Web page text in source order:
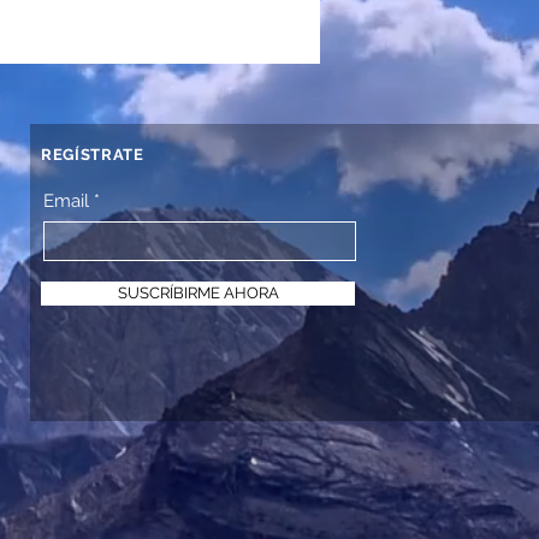
REGÍSTRATE
Email
SUSCRÍBIRME AHORA